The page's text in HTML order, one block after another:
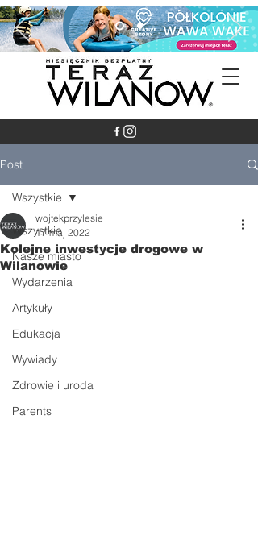
Post
Wszystkie
Nasze miasto
Wydarzenia
Artykuły
Edukacja
Wywiady
Zdrowie i uroda
Parents
Wszystkie
Kolejne inwestycje drogowe w
Wilanowie
wojtekprzylesie
17 maj 2022